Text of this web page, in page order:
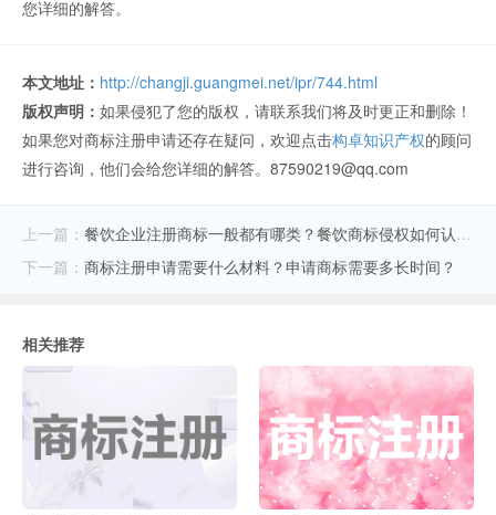
您详细的解答。
本文地址： http://changji.guangmei.net/ipr/744.html
版权声明： 如果侵犯了您的版权，请联系我们将及时更正和删除！
如果您对商标注册申请还存在疑问，欢迎点击构卓知识产权的顾问
进行咨询，他们会给您详细的解答。87590219@qq.com
上一篇： 餐饮企业注册商标一般都有哪类？餐饮商标侵权如何认定？
下一篇： 商标注册申请需要什么材料？申请商标需要多长时间？
相关推荐